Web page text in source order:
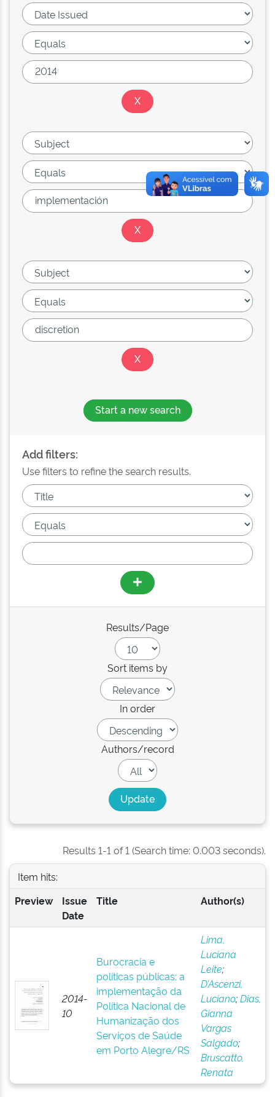
Start a new search
Add filters:
Use filters to refine the search results.
Results/Page
Sort items by
In order
Authors/record
Results 1-1 of 1 (Search time: 0.003 seconds).
Item hits:
Preview
Issue
Date
Title Author(s)
2014-
10
Burocracia e
políticas públicas: a
implementação da
Política Nacional de
Humanização dos
Serviços de Saúde
em Porto Alegre/RS
Lima,
Luciana
Leite;
D’Ascenzi,
Luciano;Dias,
Gianna
Vargas
Salgado;
Bruscatto,
Renata